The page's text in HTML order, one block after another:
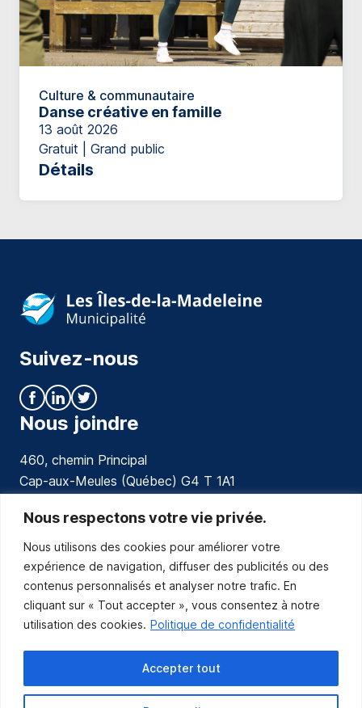
Nous respectons votre vie privée.
Nous utilisons des cookies pour améliorer votre
expérience de navigation, diffuser des publicités ou des
contenus personnalisés et analyser notre trafic. En
cliquant sur « Tout accepter », vous consentez à notre
utilisation des cookies. Politique de confidentialité
Accepter tout
Culture & communautaire
Danse créative en famille
13 août 2026
Gratuit | Grand public
Détails
Suivez-nous
Nous joindre
460, chemin Principal
Cap-aux-Meules (Québec) G4 T 1A1
communications@muniles.ca
418 986-3100
Composez le 1 en tout temps pour toutes urgences.
Abonnez-vous
Abonnez-vous pour recevoir les nouvelles
de la Municipalité par courriel.